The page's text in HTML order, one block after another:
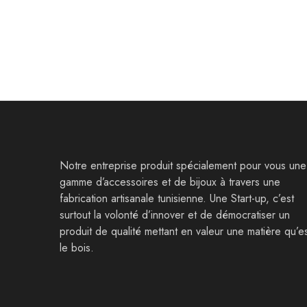
Notre entreprise produit spécialement pour vous une
gamme d’accessoires et de bijoux à travers une
fabrication artisanale tunisienne. Une Start-up, c’est
surtout la volonté d’innover et de démocratiser un
produit de qualité mettant en valeur une matière
le bois.